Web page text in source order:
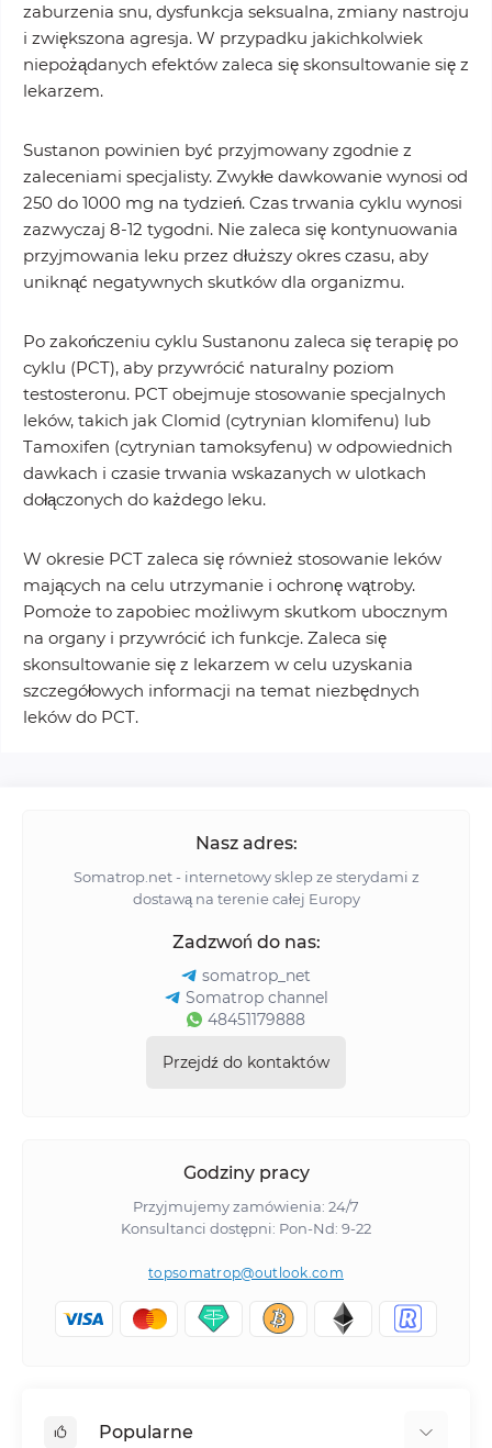
zaburzenia snu, dysfunkcja seksualna, zmiany nastroju
i zwiększona agresja. W przypadku jakichkolwiek
niepożądanych efektów zaleca się skonsultowanie się z
lekarzem.
Sustanon powinien być przyjmowany zgodnie z
zaleceniami specjalisty. Zwykłe dawkowanie wynosi od
250 do 1000 mg na tydzień. Czas trwania cyklu wynosi
zazwyczaj 8-12 tygodni. Nie zaleca się kontynuowania
przyjmowania leku przez dłuższy okres czasu, aby
uniknąć negatywnych skutków dla organizmu.
Po zakończeniu cyklu Sustanonu zaleca się terapię po
cyklu (PCT), aby przywrócić naturalny poziom
testosteronu. PCT obejmuje stosowanie specjalnych
leków, takich jak Clomid (cytrynian klomifenu) lub
Tamoxifen (cytrynian tamoksyfenu) w odpowiednich
dawkach i czasie trwania wskazanych w ulotkach
dołączonych do każdego leku.
W okresie PCT zaleca się również stosowanie leków
mających na celu utrzymanie i ochronę wątroby.
Pomoże to zapobiec możliwym skutkom ubocznym
na organy i przywrócić ich funkcje. Zaleca się
skonsultowanie się z lekarzem w celu uzyskania
szczegółowych informacji na temat niezbędnych
leków do PCT.
Nasz adres:
Somatrop.net - internetowy sklep ze sterydami z
dostawą na terenie całej Europy
Zadzwoń do nas:
somatrop_net
Somatrop channel
48451179888
Przejdź do kontaktów
Godziny pracy
Przyjmujemy zamówienia: 24/7
Konsultanci dostępni: Pon-Nd: 9-22
topsomatrop@outlook.com
Popularne